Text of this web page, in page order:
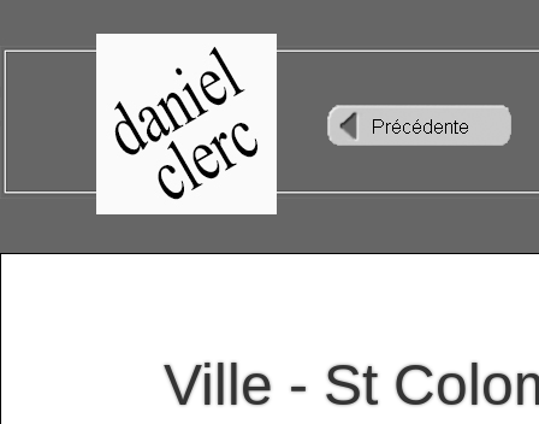
Ville - St